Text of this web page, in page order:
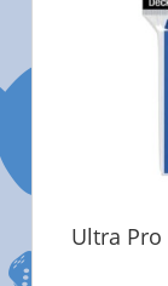
Ultra Pro